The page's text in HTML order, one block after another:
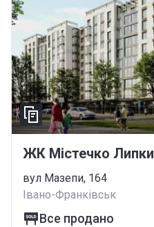
ЖК Містечко Липки
вул Мазепи, 164
Івано-Франківськ
Все продано